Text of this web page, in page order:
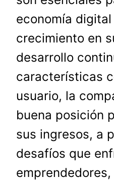
economía
crecimiento en
desarrollo
características
usuario, la
buena posición
sus ingresos, a
desafíos que